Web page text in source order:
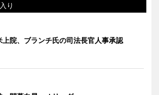
り
上院、ブランチ氏の司法長官人事承認